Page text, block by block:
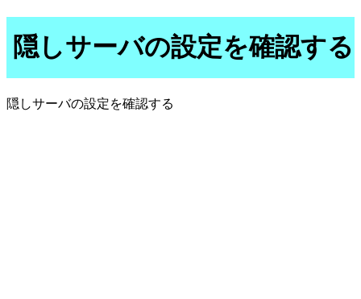
隠しサーバの設定を確認する
隠しサーバの設定を確認する